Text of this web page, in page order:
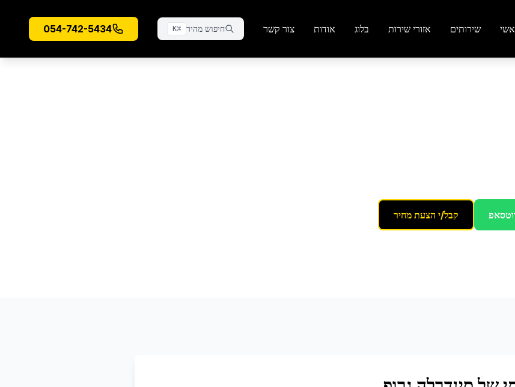
שירותים אזורי שירות בלוג אודות צור קשר חיפוש מהיר ⌘
K
054-742-5434
קבל/י הצעת מחיר